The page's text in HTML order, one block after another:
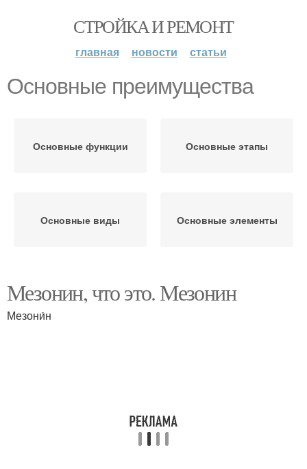
СТРОЙКА И РЕМОНТ
главная новости статьи
Основные преимущества
Основные функции Основные этапы
Основные виды Основные элементы
Мезонин, что это. Мезонин
Мезони́н